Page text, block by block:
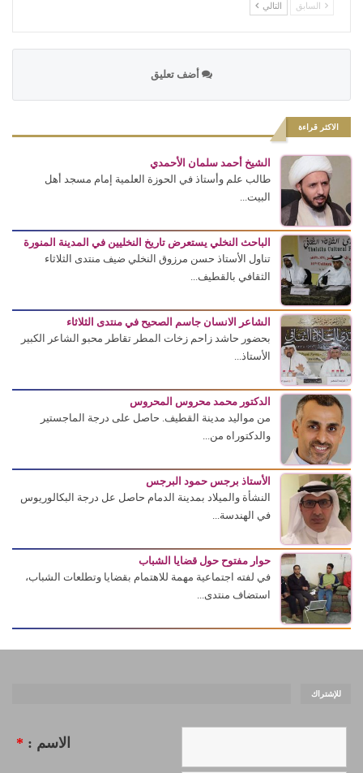
السابق التالي
أضف تعليق
الاكثر قراءة
الشيخ أحمد سلمان الأحمدي
طالب علم وأستاذ في الحوزة العلمية إمام مسجد أهل
البيت...
الباحث النخلي يستعرض تاريخ النخليين في المدينة المنورة
تناول الأستاذ حسن مرزوق النخلي ضيف منتدى الثلاثاء
الثقافي بالقطيف...
الشاعر الانسان جاسم الصحيح في منتدى الثلاثاء
بحضور حاشد زاحم زخات المطر تقاطر محبو الشاعر الكبير
الأستاذ...
الدكتور محمد محروس المحروس
من مواليد مدينة القطيف. حاصل على درجة الماجستير
والدكتوراه من...
الأستاذ برجس حمود البرجس
النشأة والميلاد بمدينة الدمام حاصل عل درجة البكالوريوس
في الهندسة...
حوار مفتوح حول قضايا الشباب
في لفته اجتماعية مهمة للاهتمام بقضايا وتطلعات الشباب،
استضاف منتدى...
للإشتراك
الاسم : *